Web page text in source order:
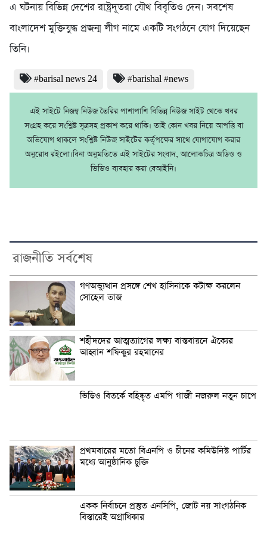
এ ঘটনায় বিভিন্ন দেশের রাষ্ট্রদূতরা যৌথ বিবৃতিও দেন। সবশেষ
বাংলাদেশ মুক্তিযুদ্ধ প্রজন্ম লীগ নামে একটি সংগঠনে যোগ দিয়েছেন
তিনি।
#barisal news 24 #barishal #news
এই সাইটে নিজম্ব নিউজ তৈরির পাশাপাশি বিভিন্ন নিউজ সাইট থেকে খবর
সংগ্রহ করে সংশ্লিষ্ট সূত্রসহ প্রকাশ করে থাকি। তাই কোন খবর নিয়ে আপত্তি বা
অভিযোগ থাকলে সংশ্লিষ্ট নিউজ সাইটের কর্তৃপক্ষের সাথে যোগাযোগ করার
অনুরোধ রইলো।বিনা অনুমতিতে এই সাইটের সংবাদ, আলোকচিত্র অডিও ও
ভিডিও ব্যবহার করা বেআইনি।
রাজনীতি সর্বশেষ
গণঅভ্যুত্থান প্রসঙ্গে শেখ হাসিনাকে কটাক্ষ করলেন
সোহেল তাজ
শহীদদের আত্মত্যাগের লক্ষ্য বাস্তবায়নে ঐক্যের
আহ্বান শফিকুর রহমানের
ভিডিও বিতর্কে বহিষ্কৃত এমপি গাজী নজরুল নতুন চাপে
প্রথমবারের মতো বিএনপি ও চীনের কমিউনিস্ট পার্টির
মধ্যে আনুষ্ঠানিক চুক্তি
একক নির্বাচনে প্রস্তুত এনসিপি, জোট নয় সাংগঠনিক
বিস্তারেই অগ্রাধিকার